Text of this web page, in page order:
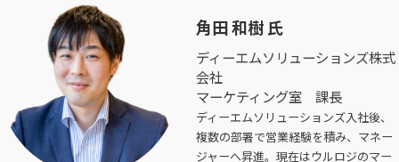
角田 和樹 氏
ディーエムソリューションズ株式
会社
マーケティング室 課長
ディーエムソリューションズ入社後、
複数の部署で営業経験を積み、マネー
ジャーへ昇進。現在はウルロジのマー